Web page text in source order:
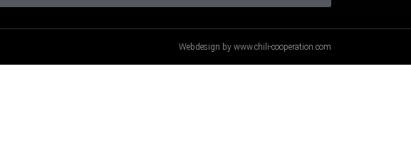
Webdesign by www.chili-cooperation.com